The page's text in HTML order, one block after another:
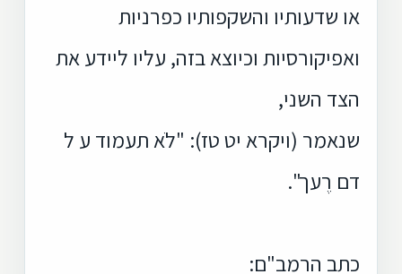
או שדעותיו והשקפותיו כפרניות
ואפיקורסיות וכיוצא בזה, עליו ליידע את
הצד השני,
שנאמר (ויקרא יט טז): "לֹא תעמוד ע ל
דם רֶעך".
כתב הרמב"ם: